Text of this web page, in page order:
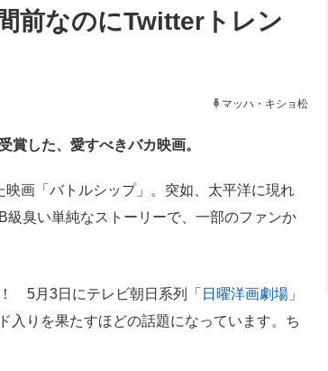
ト IT製品の技術・比較・事例 製造業のIT
エネルギー
前なのにTwitterトレン
マッハ・キショ松
賞した、愛すべきバカ映画。
画「バトルシップ」。突如、太平洋に現れ
臭い単純なストーリーで、一部のファンか
5月3日にテレビ朝日系列「 日曜洋画劇場 」
入りを果たすほどの話題になっています。ち